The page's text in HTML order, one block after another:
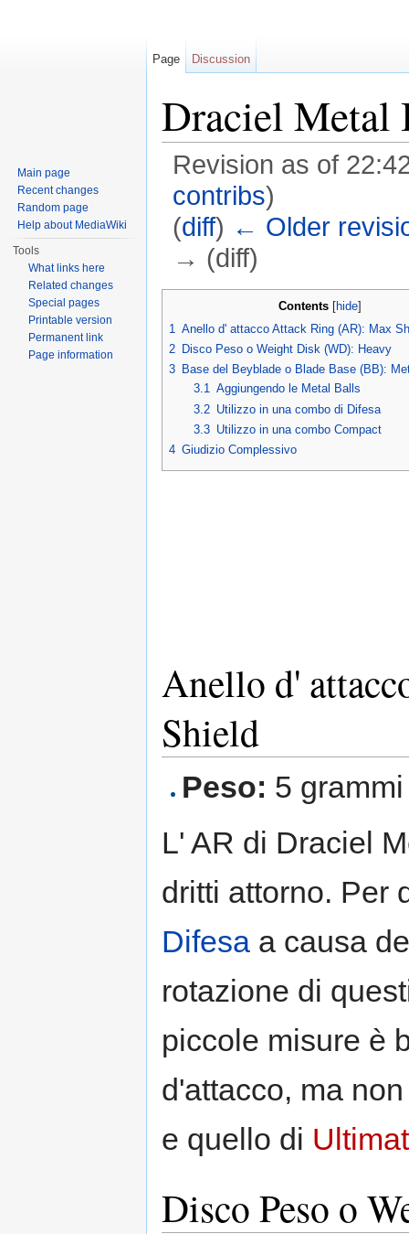
Draciel Metal
Revision as of
contribs)
(diff) ← Older
→ (diff)
Contents [hide]
1 Anello d' attacco Attack Ring (AR): Max
2 Disco Peso o Weight Disk (WD): Heavy
3 Base del Beyblade o Blade Base (BB):
3.1 Aggiungendo le Metal Balls
3.2 Utilizzo in una combo di Difesa
3.3 Utilizzo in una combo Compact
4 Giudizio Complessivo
Anello d'
Shield
Peso: 5 grammi
L' AR di Draciel
dritti attorno. Per
Difesa a causa
rotazione di
piccole misure è
d'attacco, ma
e quello di
Disco Peso o
Page Discussion
Main page
Recent changes
Random page
Help about MediaWiki
Tools
What links here
Related changes
Special pages
Printable version
Permanent link
Page information